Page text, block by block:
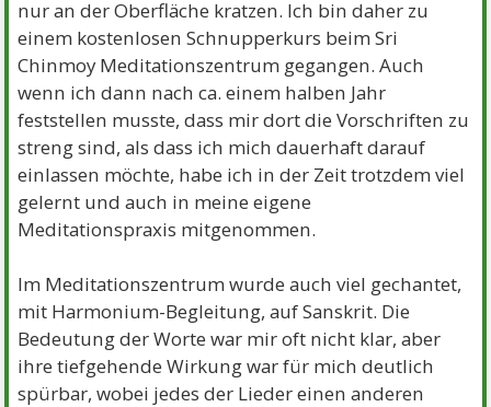
nur an der Oberfläche kratzen. Ich bin daher zu
einem kostenlosen Schnupperkurs beim Sri
Chinmoy Meditationszentrum gegangen. Auch
wenn ich dann nach ca. einem halben Jahr
feststellen musste, dass mir dort die Vorschriften zu
streng sind, als dass ich mich dauerhaft darauf
einlassen möchte, habe ich in der Zeit trotzdem viel
gelernt und auch in meine eigene
Meditationspraxis mitgenommen.
Im Meditationszentrum wurde auch viel gechantet,
mit Harmonium-Begleitung, auf Sanskrit. Die
Bedeutung der Worte war mir oft nicht klar, aber
ihre tiefgehende Wirkung war für mich deutlich
spürbar, wobei jedes der Lieder einen anderen